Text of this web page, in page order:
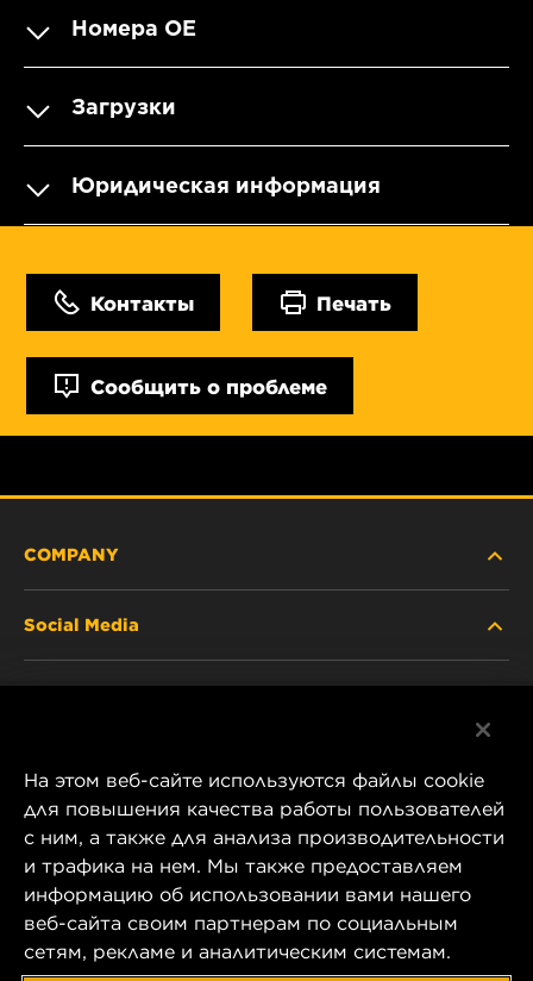
Номера OE
Загрузки
Юридическая информация
Контакты Печать
Сообщить о проблеме
COMPANY
CAREER
COMPANY STORE
DATA PRIVACY
Social Media
Instagram
YouTube
1 Wix Way
P.O. Box 1967
На этом веб-сайте используются файлы cookie
для повышения качества работы пользователей
с ним, а также для анализа производительности
и трафика на нем. Мы также предоставляем
информацию об использовании вами нашего
веб-сайта своим партнерам по социальным
сетям, рекламе и аналитическим системам.